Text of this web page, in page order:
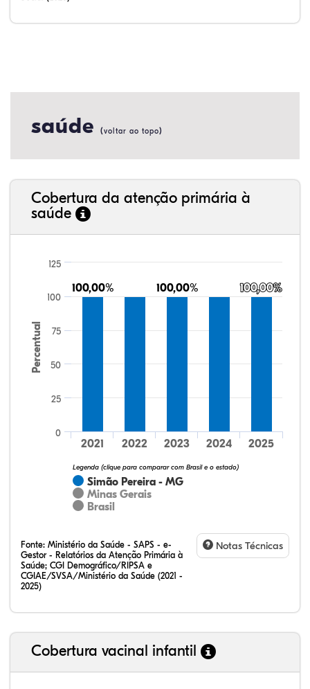
saúde (voltar ao topo)
Cobertura da atenção primária à
saúde
Percentual
100,00%
100,00% 100,00%
100,00% 100,00%
100,00%
Simão Pereira - MG
Minas Gerais
Brasil
Legenda (clique para comparar com Brasil e o estado)
2021 2022 2023 2024 2025
0
25
50
75
100
125
Fonte: Ministério da Saúde - SAPS - e-
Gestor - Relatórios da Atenção Primária à
Saúde; CGI Demográfico/RIPSA e
CGIAE/SVSA/Ministério da Saúde (2021 -
2025)
Notas Técnicas
Cobertura vacinal infantil
33,60%
17,60%
0,00%
48,00%
0,80%
0,00%
32,28%
12,07%
0,23%
51,73%
2,94%
0,75%